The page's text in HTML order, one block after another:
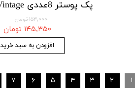
پک پوستر 8عددی Vintage کد lana1
۱۵۳,۰۰۰ تومان
۱۴۵,۳۵۰ تومان
افزودن به سبد خرید
۱ ۲ ۳ ۴ ۵ ۶ ۷